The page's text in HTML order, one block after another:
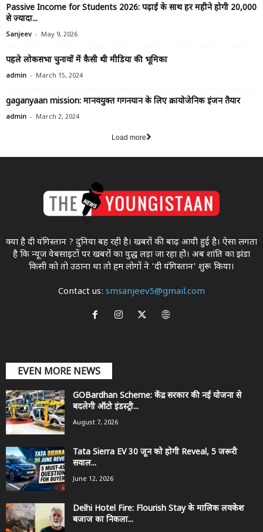
Passive Income for Students 2026: पढ़ाई के साथ हर महीने होगी ₹20,000
से ज्यादा...
Sanjeev - May 9, 2026
पहले लोकसभा चुनावों में कैसी थी मीडिया की भूमिका
admin - March 15, 2024
gaganyaan mission: मानवयुक्त गगनयान के लिए क्रायोजेनिक इंजन तैयार
admin - March 2, 2024
Load more
क्या है दी यंगिस्तान ? दुनिया बह रही है। खबरों की बाढ़ आयी हुई है। ऐसा लगता
है कि न्यूज वेबसाइटों पर खबरों का युद्ध लड़ा जा रहा होे। अब शांति का झंडा
किसी को तो उठाना था ताे हम लोगों ने 'दी यंगिस्तान' शुरू किया।
Contact us: smsanjeev5@gmail.com
EVEN MORE NEWS
GOBardhan Scheme: केंद्र सरकार की नई योजना से
बदलेगी ऑटो इंडस्ट्री...
August 7, 2026
Tata Sierra EV 30 जून को होगी Reveal, 5 जरूरी
सवाल...
June 12, 2026
Delhi Hotel Fire: Flourish Stay के मालिक लवकेश
बजाज का निकला...